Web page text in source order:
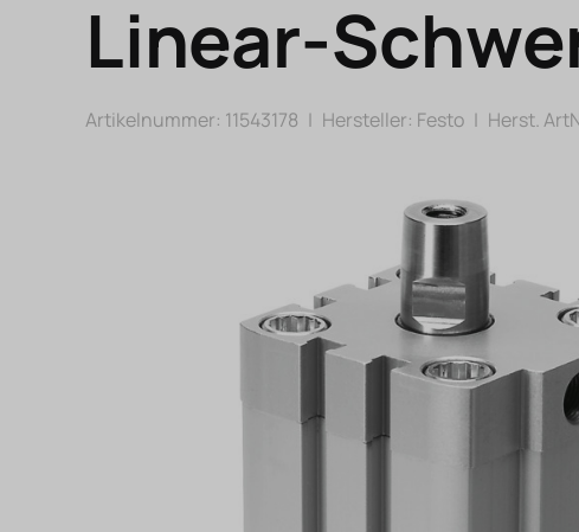
Linear-
Artikelnummer: 11543178 | Hersteller: Festo | Herst.